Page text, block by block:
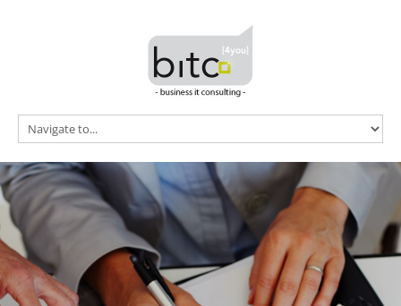
Home
vTiger CRM
Referenzen
Preise
News
Kontakt